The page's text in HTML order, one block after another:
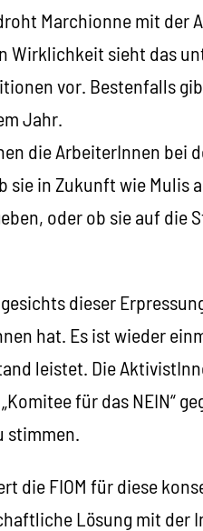
Marchionne mit der
Wirklichkeit sieht das
vor. Bestenfalls
Jahr.
die ArbeiterInnen bei
sie in Zukunft wie Mulis
oder ob sie auf die
dieser
hat. Es ist wieder
leistet. Die
für das NEIN“
stimmen.
die FIOM für diese
Lösung mit der